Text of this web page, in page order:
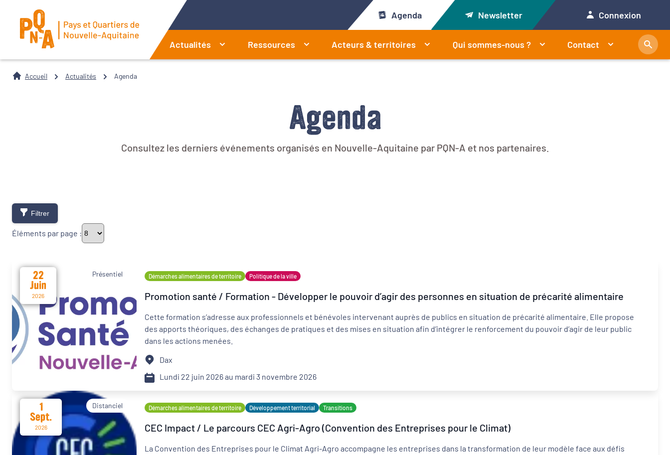
Agenda Newsletter Connexion
Actualités Ressources Acteurs & territoires Qui sommes-nous ? Contact
Accueil Actualités Agenda
Agenda
Consultez les derniers événements organisés en Nouvelle-Aquitaine par PQN-A et nos partenaires.
Filtrer
Éléments par page :
Thématiques
Démarches alimentaires de territoire Développement territorial Inclusion numérique
Politique de la ville
Revitalisation des centres-bourgs et centres-
villes
Dynamiques territoriales pour l’emploi
Départements
22
Juin
2026
Présentiel Démarches alimentaires de territoire Politique de la ville
Promotion santé / Formation - Développer le pouvoir d’agir des personnes en situation de précarité alimentaire
Cette formation s’adresse aux professionnels et bénévoles intervenant auprès de publics en situation de précarité alimentaire. Elle propose
des apports théoriques, des échanges de pratiques et des mises en situation afin d’intégrer le renforcement du pouvoir d’agir de leur public
dans les actions menées.
Dax
Lundi 22 juin 2026 au mardi 3 novembre 2026
1
Sept.
2026
Distanciel Démarches alimentaires de territoire Développement territorial Transitions
CEC Impact / Le parcours CEC Agri-Agro (Convention des Entreprises pour le Climat)
La Convention des Entreprises pour le Climat Agri-Agro accompagne les entreprises dans la transformation de leur modèle face aux défis